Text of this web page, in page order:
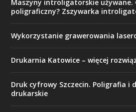
Maszyny introligatorskie używane.
poligraficzny? Zszywarka
Wykorzystanie grawerowania
Drukarnia Katowice – więcej
Druk cyfrowy Szczecin. Poligrafia i
drukarskie